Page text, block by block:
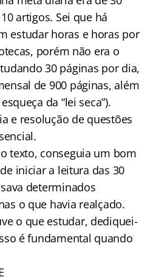
artigos. Sei que há
estudar horas e horas por
porém não era o
30 páginas por dia,
de 900 páginas, além
da “lei seca”).
e resolução de questões
texto, conseguia um bom
iniciar a leitura das 30
determinados
o que havia realçado.
o que estudar, dediquei-
é fundamental quando